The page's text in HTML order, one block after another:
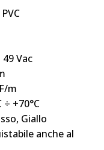
Vac
m
+70°C
Giallo
anche al